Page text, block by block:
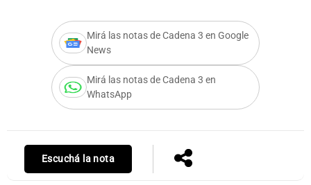
Mirá las notas de Cadena 3 en Google
News
Mirá las notas de Cadena 3 en
WhatsApp
Escuchá la nota